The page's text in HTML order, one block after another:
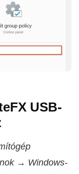
USB-
→ Windows-